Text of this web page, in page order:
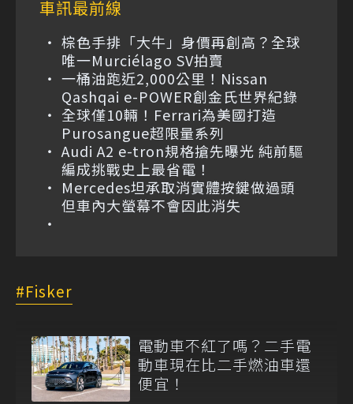
車訊最前線
棕色手排「大牛」身價再創高？全球
唯一Murciélago SV拍賣
一桶油跑近2,000公里！Nissan
Qashqai e-POWER創金氏世界紀錄
全球僅10輛！Ferrari為美國打造
Purosangue超限量系列
Audi A2 e-tron規格搶先曝光 純前驅
編成挑戰史上最省電！
Mercedes坦承取消實體按鍵做過頭
但車內大螢幕不會因此消失
Fisker
電動車不紅了嗎？二手電
動車現在比二手燃油車還
便宜！